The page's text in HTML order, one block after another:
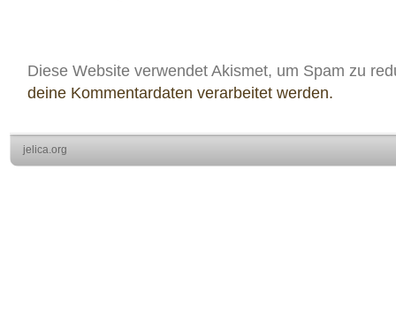
Diese Website verwendet Akismet, um Spam zu
deine Kommentardaten verarbeitet werden.
jelica.org